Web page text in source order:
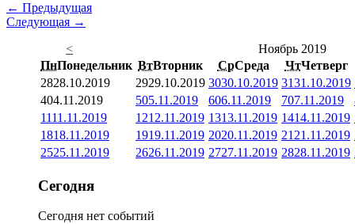
← Предыдущая
Следующая →
<
Ноябрь 2019
ПнПонедельник ВтВторник СрСреда ЧтЧетверг
2828.10.2019 2929.10.2019 3030.10.2019 3131.10.2019
404.11.2019 505.11.2019 606.11.2019 707.11.2019
1111.11.2019 1212.11.2019 1313.11.2019 1414.11.2019
1818.11.2019 1919.11.2019 2020.11.2019 21 21.11.2019
2525.11.2019 2626.11.2019 2727.11.2019 2828.11.2019
Сегодня
Сегодня нет событий